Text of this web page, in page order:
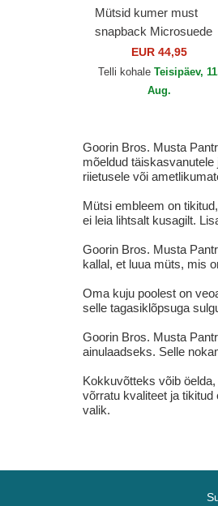
Mütsid kumer must
snapback Microsuede
Black Panther The
Farm Goorin Bros.
EUR 44,95
Telli kohale Teisipäev,
Aug.
Goorin Bros. Musta
mõeldud
riietusele või
Mütsi embleem on
ei leia lihtsalt kusagilt.
Goorin Bros. Musta
kallal, et luua müts, mis
Oma kuju poolest on
selle tagasiklõpsuga
Goorin Bros. Musta
ainulaadseks. Selle
Kokkuvõtteks võib
võrratu kvaliteet ja
valik.